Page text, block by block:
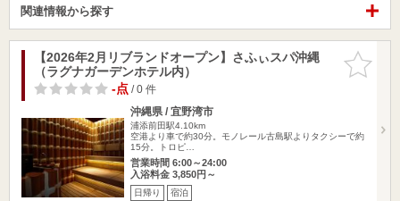
関連情報から探す
お気に入
りに追加
【2026年2月リブランドオープン】さふぃスパ沖縄
（ラグナガーデンホテル内）
-点/ 0 件
沖縄県 / 宜野湾市
浦添前田駅4.10km
空港より車で約30分。モノレール古島駅よりタクシーで約
15分。トロピ…
営業時間 6:00～24:00
入浴料金 3,850円～
日帰り 宿泊